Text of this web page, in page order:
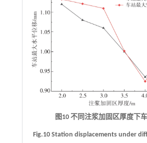
图10 不同注浆加固区厚度下
Fig.10 Station displacements under